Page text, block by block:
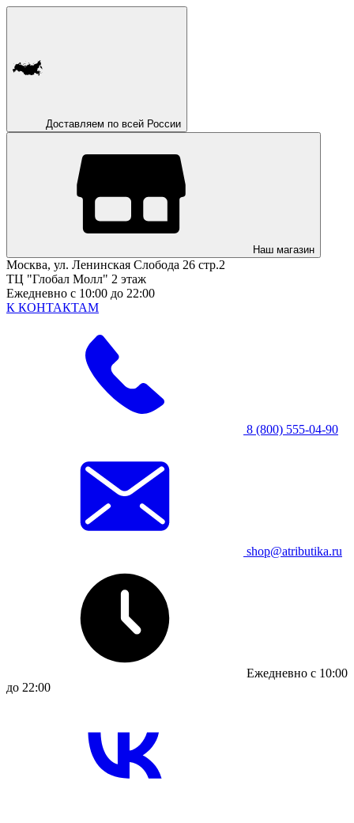
Доставляем по всей России
Наш магазин
Москва, ул. Ленинская Слобода 26 стр.2
ТЦ "Глобал Молл" 2 этаж
Ежедневно с 10:00 до 22:00
К КОНТАКТАМ
8 (800) 555-04-90
shop@atributika.ru
Ежедневно с 10:00
до 22:00